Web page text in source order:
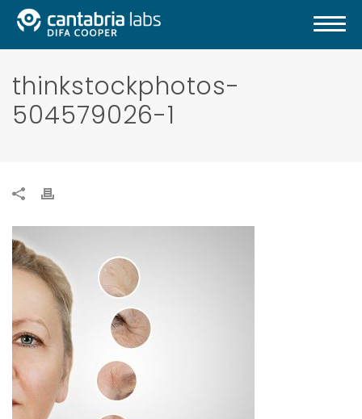
thinkstockphotos-
504579026-1